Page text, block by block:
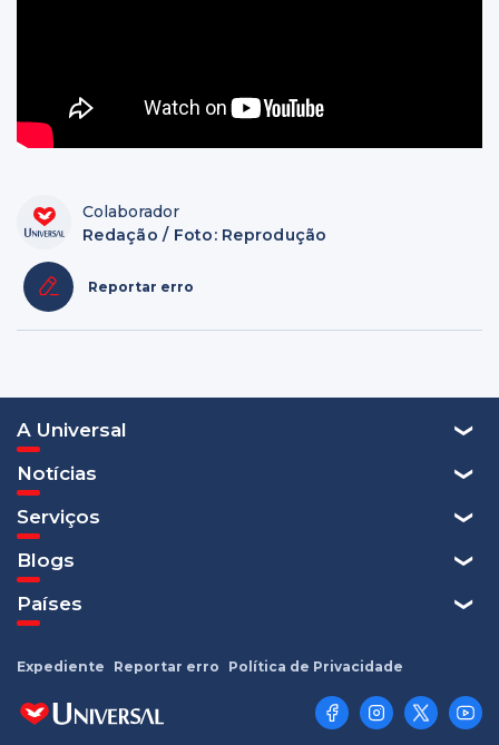
Colaborador
Redação / Foto: Reprodução
Reportar erro
A Universal
Notícias
Serviços
Blogs
Países
Expediente Reportar erro Política de Privacidade